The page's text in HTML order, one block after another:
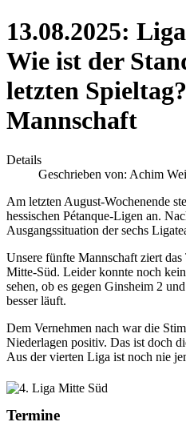
13.08.2025:
Wie ist der
letzten
Mannschaft
Details
Geschrieben von: Achim
Am letzten August-Wochenende
hessischen Pétanque-Ligen an.
Ausgangssituation der sechs
Unsere fünfte Mannschaft ziert
Mitte-Süd. Leider konnte noch
sehen, ob es gegen Ginsheim 2
besser läuft.
Dem Vernehmen nach war die
Niederlagen positiv. Das ist doch
Aus der vierten Liga ist noch nie
Termine